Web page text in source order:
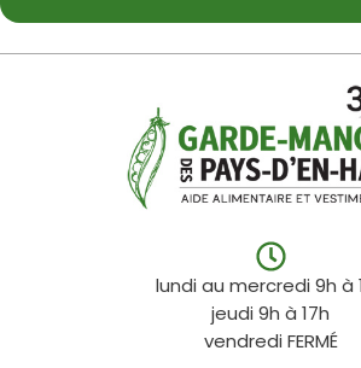
lundi au mercredi 9h à
jeudi 9h à 17h
vendredi FERMÉ